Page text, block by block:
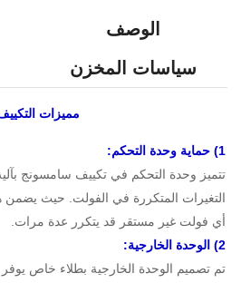
الوصف
سياسات المخزن
مميزات
1) حماية وحدة التحكم:
تتميز وحدة التحكم في تكييف سامسونج
التغيرات المتكررة في الفولت. حيث يضمن
أي فولت غير مستقر قد يتكرر عدة مرات.
2) الوحدة الخارجية:
تم تصميم الوحدة الخارجية بطلاء خاص